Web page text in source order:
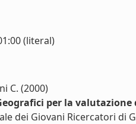
(literal)
C. (2000)
per la
dei Giovani Ricercatori di